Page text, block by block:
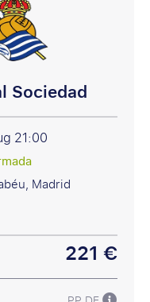
Sociedad
21:00
Madrid
221 €